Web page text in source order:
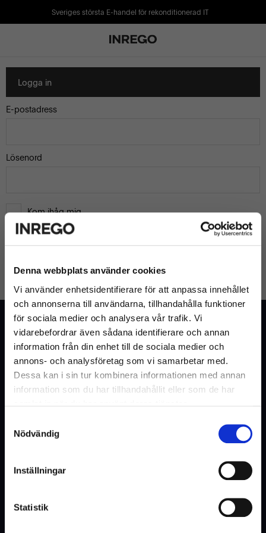
Denna webbplats använder cookies
Vi använder enhetsidentifierare för att anpassa innehållet
och annonserna till användarna, tillhandahålla funktioner
för sociala medier och analysera vår trafik. Vi
vidarebefordrar även sådana identifierare och annan
information från din enhet till de sociala medier och
annons- och analysföretag som vi samarbetar med.
Dessa kan i sin tur kombinera informationen med annan
information som du har tillhandahållit eller som de har
Nödvändig
Inställningar
Statistik
Sveriges största E-handel för rekonditionerad IT
Logga in
E-postadress
Lösenord
Kom ihåg mig
GLÖMT LÖSENORD
Kundtjänst
Vanliga frågor & svar
Kontakta oss
Cookies och Integritetspolicy
Ångra köp